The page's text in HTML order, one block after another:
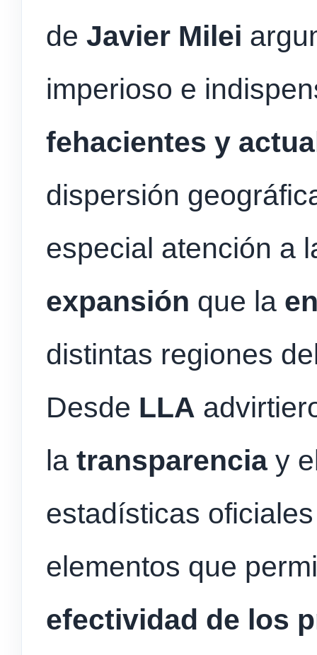
de Javier Milei
imperioso e
fehacientes y
dispersión
especial atención a
expansión que la
distintas regiones
Desde LLA
la transparencia y
estadísticas
elementos que
efectividad de los